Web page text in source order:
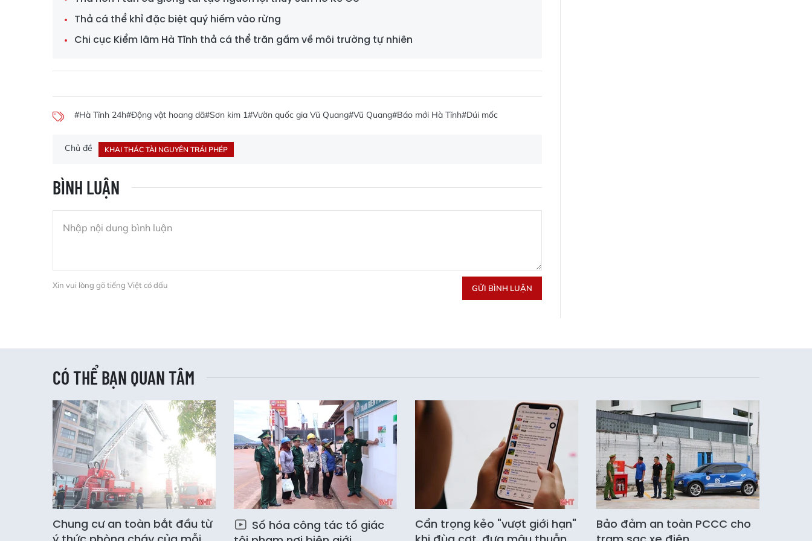
Thả cá thể khỉ đặc biệt quý hiếm vào rừng
Chi cục Kiểm lâm Hà Tĩnh thả cá thể trăn gấm về môi trường tự nhiên
#Hà Tĩnh 24h#Động vật hoang dã#Sơn kim 1#Vườn quốc gia Vũ Quang#Vũ Quang#Báo mới Hà Tĩnh#Dúi mốc
Chủ đề KHAI THÁC TÀI NGUYÊN TRÁI PHÉP
BÌNH LUẬN
Xin vui lòng gõ tiếng Việt có dấu GỬI BÌNH LUẬN
CÓ THỂ BẠN QUAN TÂM
Chung cư an toàn bắt đầu từ
Số hóa công tác tố giác
Cẩn trọng kẻo "vượt giới hạn"
Bảo đảm an toàn PCCC cho